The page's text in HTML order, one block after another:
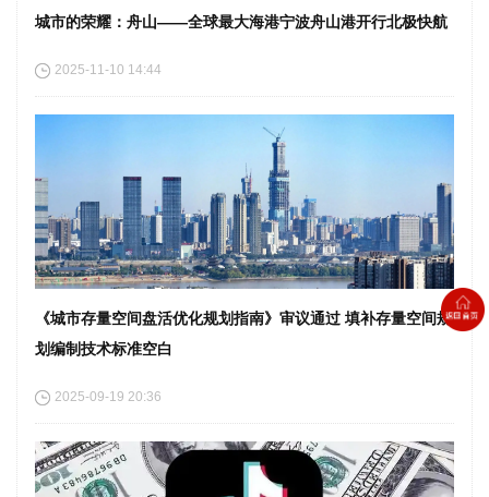
城市的荣耀：舟山——全球最大海港宁波舟山港开行北极快航
2025-11-10 14:44
《城市存量空间盘活优化规划指南》审议通过 填补存量空间规
划编制技术标准空白
2025-09-19 20:36